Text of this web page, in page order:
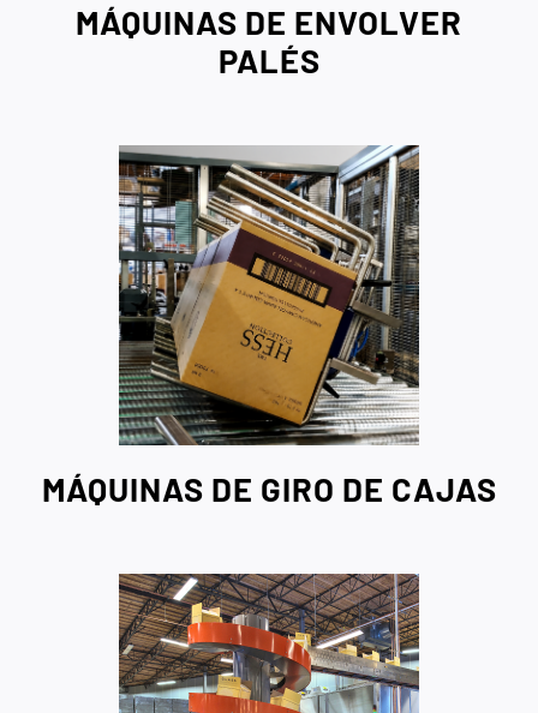
MÁQUINAS DE ENVOLVER
PALÉS
MÁQUINAS DE GIRO DE CAJAS